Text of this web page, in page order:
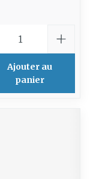
Ajouter au
panier